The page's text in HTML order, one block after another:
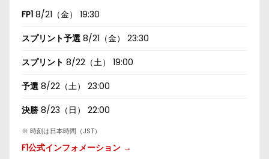
FP1 8/21（金） 19:30
スプリント予選 8/21（金） 23:30
スプリント 8/22（土） 19:00
予選 8/22（土） 23:00
決勝 8/23（日） 22:00
※ 時刻は日本時間（JST）
F1公式インフォメーション →